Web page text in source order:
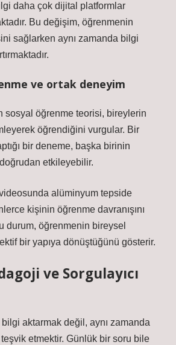
daha çok dijital platformlar
Bu değişim, öğrenmenin
sağlarken aynı zamanda bilgi
ve ortak deneyim
sosyal öğrenme teorisi, bireylerin
öğrendiğini vurgular. Bir
bir deneme, başka birinin
etkileyebilir.
alüminyum tepside
kişinin öğrenme davranışını
durum, öğrenmenin bireysel
bir yapıya dönüştüğünü gösterir.
ve Sorgulayıcı
aktarmak değil, aynı zamanda
etmektir. Günlük bir soru bile